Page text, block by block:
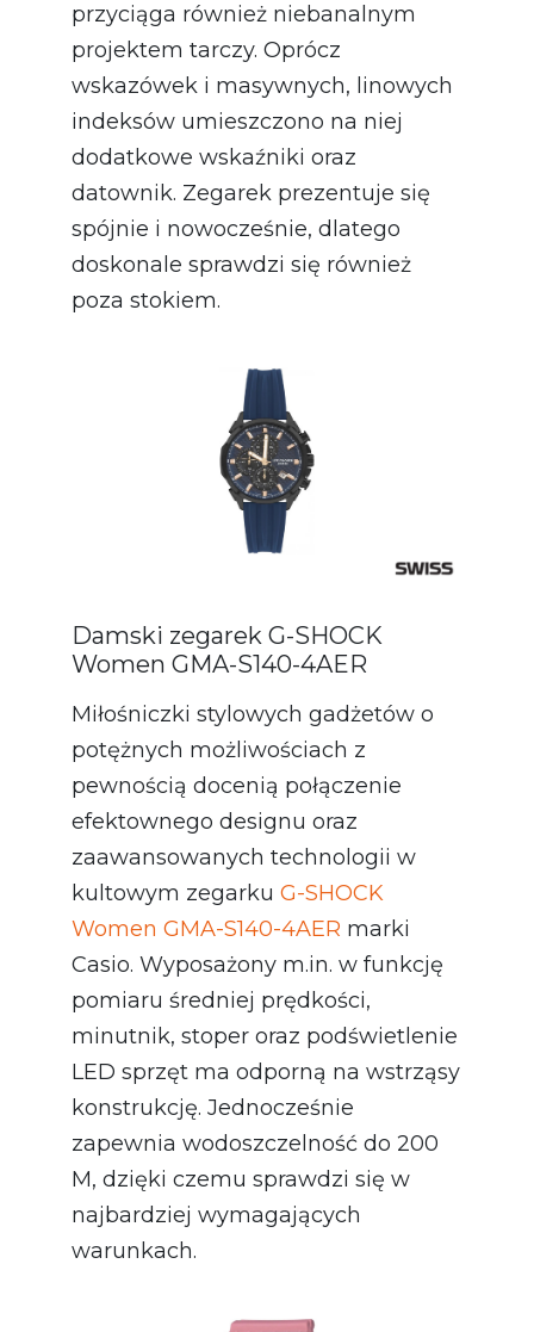
przyciąga również niebanalnym
projektem tarczy. Oprócz
wskazówek i masywnych, linowych
indeksów umieszczono na niej
dodatkowe wskaźniki oraz
datownik. Zegarek prezentuje się
spójnie i nowocześnie, dlatego
doskonale sprawdzi się również
poza stokiem.
Damski zegarek G-SHOCK
Women GMA-S140-4AER
Miłośniczki stylowych gadżetów o
potężnych możliwościach z
pewnością docenią połączenie
efektownego designu oraz
zaawansowanych technologii w
kultowym zegarku G-SHOCK
Women GMA-S140-4AER marki
Casio. Wyposażony m.in. w funkcję
pomiaru średniej prędkości,
minutnik, stoper oraz podświetlenie
LED sprzęt ma odporną na wstrząsy
konstrukcję. Jednocześnie
zapewnia wodoszczelność do 200
M, dzięki czemu sprawdzi się w
najbardziej wymagających
warunkach.